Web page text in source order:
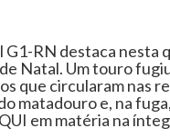
G1-RN destaca nesta
Natal. Um touro
que circularam nas
matadouro e, na
em matéria na